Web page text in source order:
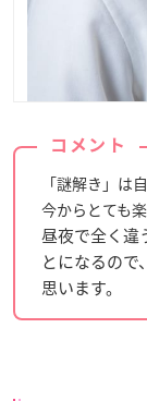
コメント
「謎解き」は
今からとても
昼夜で全く違
とになるので
思います。